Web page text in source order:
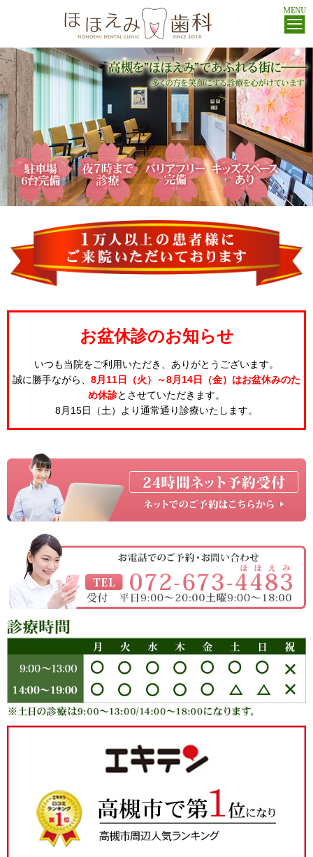
お盆休診のお知らせ
いつも当院をご利用いただき、ありがとうございます。
誠に勝手ながら、 8月11日（火）～8月14日（金）はお盆休みのた
め休診とさせていただきます。
8月15日（土）より通常通り診療いたします。